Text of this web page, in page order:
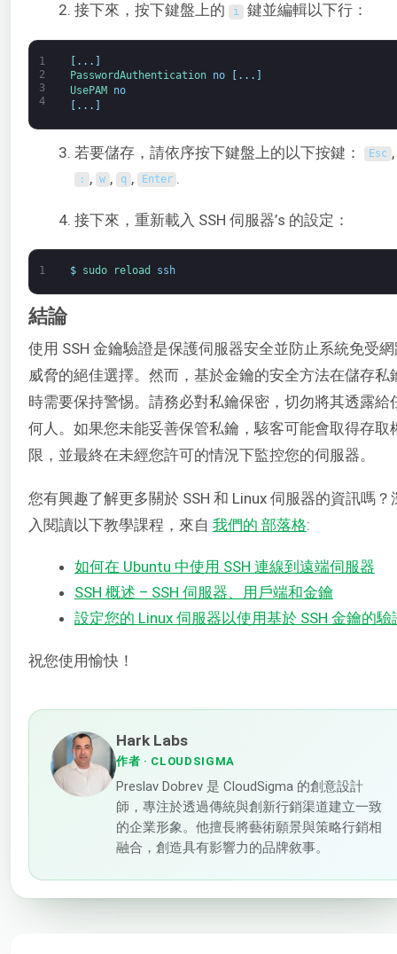
接下來，按下鍵盤上的 i 鍵並編輯以下行：
1
2
3
4
[ . . . ]
PasswordAuthentication no . . .
UsePAM
no
. . .
若要儲存，請依序按下鍵盤上的以下按鍵： Esc ,
: , w , q , Enter
接下來，重新載入 SSH 伺服器’s 的設定：
1 $ sudo reload ssh
結論
使用 SSH 金鑰驗證是保護伺服器安全並防止系統免受
威脅的絕佳選擇。然而，基於金鑰的安全方法在儲存私
時需要保持警惕。請務必對私鑰保密，切勿將其透露給
何人。如果您未能妥善保管私鑰，駭客可能會取得存取
限，並最終在未經您許可的情況下監控您的伺服器。
您有興趣了解更多關於 SSH 和 Linux 伺服器的資訊嗎？
入閱讀以下教學課程，來自 我們的 部落格:
如何在 Ubuntu 中使用 SSH 連線到遠端伺服器
SSH 概述 – SSH 伺服器、用戶端和金鑰
設定您的 Linux 伺服器以使用基於 SSH 金鑰的驗
祝您使用愉快！
Hark Labs
作者 · CLOUDSIGMA
Preslav Dobrev 是 CloudSigma 的創意設計
師，專注於透過傳統與創新行銷渠道建立一致
的企業形象。他擅長將藝術願景與策略行銷相
融合，創造具有影響力的品牌敘事。